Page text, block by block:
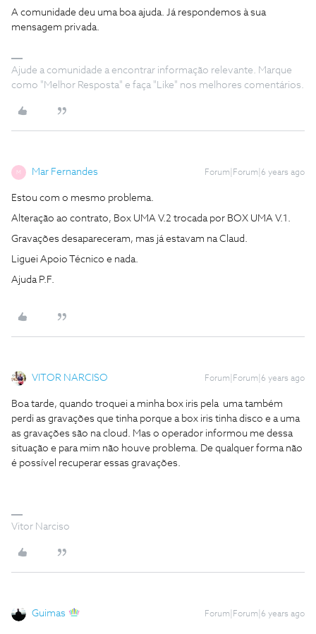
A comunidade deu uma boa ajuda. Já respondemos à sua
mensagem privada.
Ajude a comunidade a encontrar informação relevante. Marque
como "Melhor Resposta" e faça "Like" nos melhores comentários.
M Mar Fernandes Forum|Forum|6 years ago
Estou com o mesmo problema.
Alteração ao contrato, Box UMA V.2 trocada por BOX UMA V.1.
Gravações desapareceram, mas já estavam na Claud.
Liguei Apoio Técnico e nada.
Ajuda P.F.
VITOR NARCISO Forum|Forum|6 years ago
Boa tarde, quando troquei a minha box iris pela uma também
perdi as gravações que tinha porque a box iris tinha disco e a uma
as gravações são na cloud. Mas o operador informou me dessa
situação e para mim não houve problema. De qualquer forma não
é possível recuperar essas gravações.
Vitor Narciso
Guimas Forum|Forum|6 years ago